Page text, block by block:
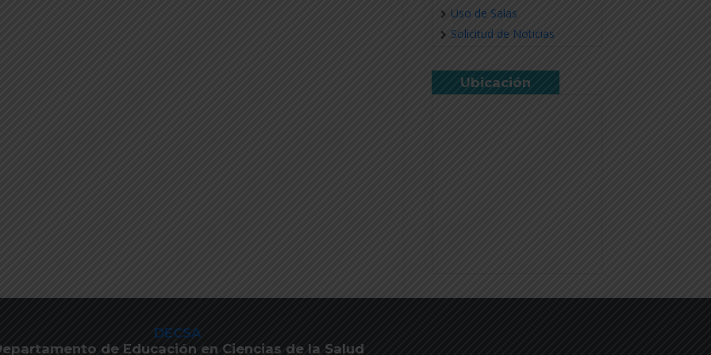
Uso de Salas
Solicitud de Noticias
Ubicación
DECSA
de Educación en Ciencias de la Salud